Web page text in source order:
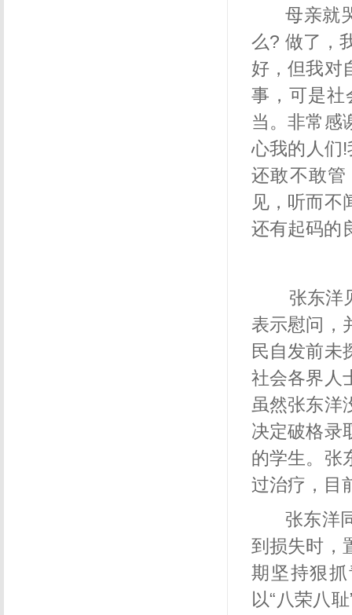
母亲就
么? 做了，
好，但我对
事，可是社
当。非常感
心我的人们!
还敢不敢
见，听而不
还有起码的
张东洋
表示慰问，
民自发前未
社会各界人
虽然张东洋
决定破格录
的学生。张
过治疗，目
张东洋
到损失时，
期坚持狠
以“八荣八